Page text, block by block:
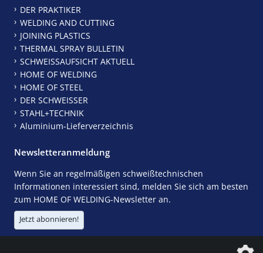
DER PRAKTIKER
WELDING AND CUTTING
JOINING PLASTICS
THERMAL SPRAY BULLETIN
SCHWEISSAUFSICHT AKTUELL
HOME OF WELDING
HOME OF STEEL
DER SCHWEISSER
STAHL+TECHNIK
Aluminium-Lieferverzeichnis
Newsletteranmeldung
Wenn Sie an regelmäßigen schweißtechnischen
Informationen interessiert sind, melden Sie sich am besten
zum HOME OF WELDING-Newsletter an.
Jetzt abonnieren!